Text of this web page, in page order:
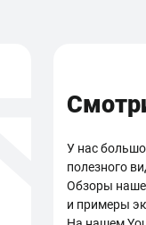
У нас
полезного
Обзоры
и примеры